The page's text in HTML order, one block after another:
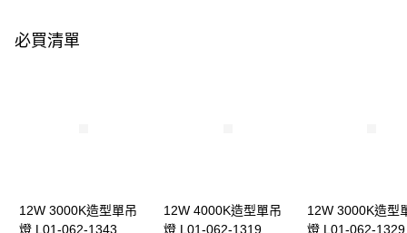
必買清單
12W 3000K造型單吊
燈 L01-062-1343
12W 4000K造型單吊
燈 L01-062-1319
12W 3000K造型
燈 L01-062-1329